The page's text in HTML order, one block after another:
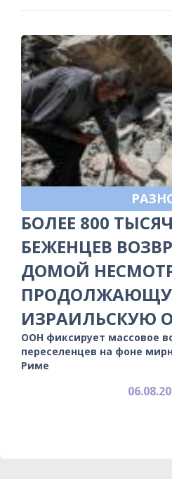
БОЛЕЕ 800
БЕЖЕНЦЕВ
ДОМОЙ
ИЗРАИЛЬСКУЮ
ООН фиксирует массовое
переселенцев на фоне
Риме